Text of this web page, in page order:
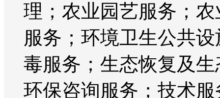
理；农业园艺服务；
服务；环境卫生公共
毒服务；生态恢复及
环保咨询服务；技术